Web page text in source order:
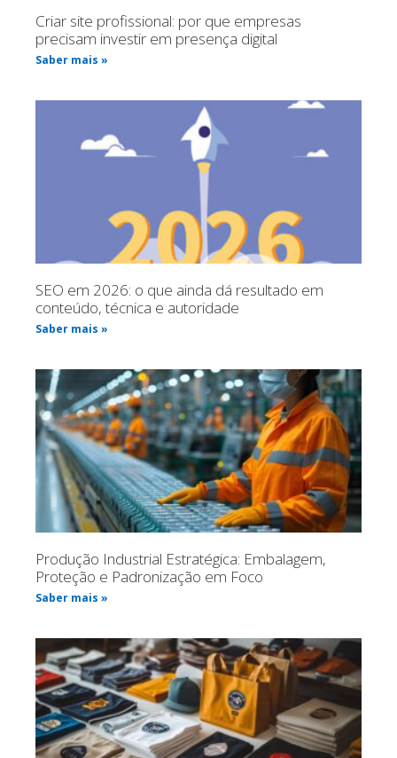
Criar site profissional: por que empresas
precisam investir em presença digital
Saber mais »
SEO em 2026: o que ainda dá resultado em
conteúdo, técnica e autoridade
Saber mais »
Produção Industrial Estratégica: Embalagem,
Proteção e Padronização em Foco
Saber mais »